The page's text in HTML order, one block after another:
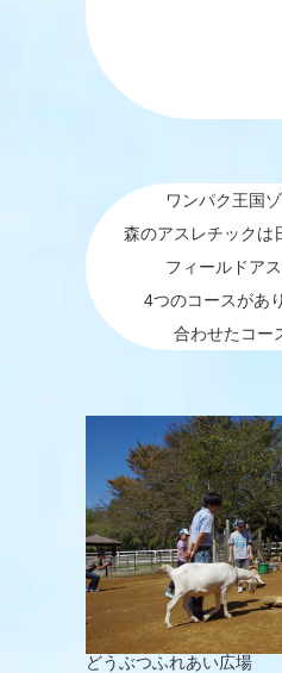
ワンパク王国
森のアスレチックは
フィールドア
4つのコースがあ
合わせたコー
どうぶつふれあい広場